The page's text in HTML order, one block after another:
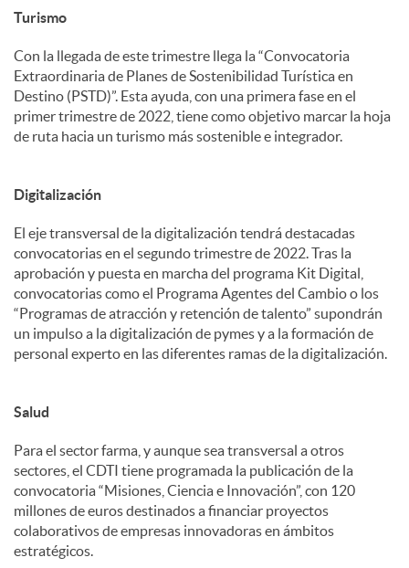
Turismo
Con la llegada de este trimestre llega la “Convocatoria
Extraordinaria de Planes de Sostenibilidad Turística en
Destino (PSTD)”. Esta ayuda, con una primera fase en el
primer trimestre de 2022, tiene como objetivo marcar la hoja
de ruta hacia un turismo más sostenible e integrador.
Digitalización
El eje transversal de la digitalización tendrá destacadas
convocatorias en el segundo trimestre de 2022. Tras la
aprobación y puesta en marcha del programa Kit Digital,
convocatorias como el Programa Agentes del Cambio o los
“Programas de atracción y retención de talento” supondrán
un impulso a la digitalización de pymes y a la formación de
personal experto en las diferentes ramas de la digitalización.
Salud
Para el sector farma, y aunque sea transversal a otros
sectores, el CDTI tiene programada la publicación de la
convocatoria “Misiones, Ciencia e Innovación”, con 120
millones de euros destinados a financiar proyectos
colaborativos de empresas innovadoras en ámbitos
estratégicos.